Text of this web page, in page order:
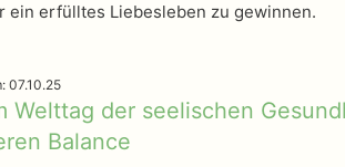
ein erfülltes Liebesleben zu gewinnen.
07.10.25
Welttag der seelischen
Balance